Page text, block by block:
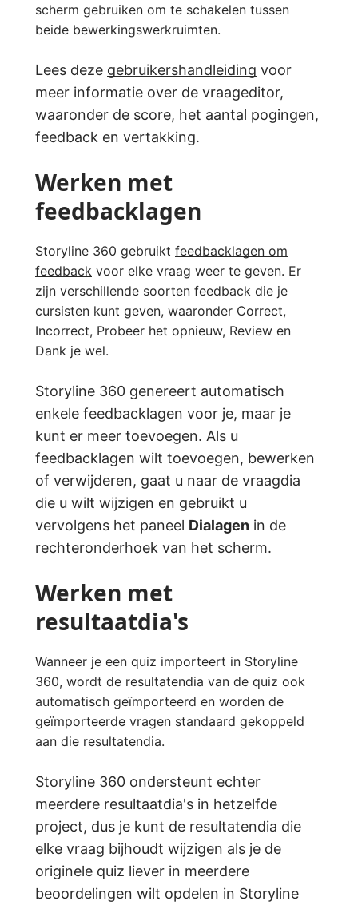
scherm gebruiken om te schakelen tussen
beide bewerkingswerkruimten.
Lees deze gebruikershandleiding voor
meer informatie over de vraageditor,
waaronder de score, het aantal pogingen,
feedback en vertakking.
Werken met
feedbacklagen
Storyline 360 gebruikt feedbacklagen om
feedback voor elke vraag weer te geven. Er
zijn verschillende soorten feedback die je
cursisten kunt geven, waaronder Correct,
Incorrect, Probeer het opnieuw, Review en
Dank je wel.
Storyline 360 genereert automatisch
enkele feedbacklagen voor je, maar je
kunt er meer toevoegen. Als u
feedbacklagen wilt toevoegen, bewerken
of verwijderen, gaat u naar de vraagdia
die u wilt wijzigen en gebruikt u
vervolgens het paneel Dialagen in de
rechteronderhoek van het scherm.
Werken met
resultaatdia's
Wanneer je een quiz importeert in Storyline
360, wordt de resultatendia van de quiz ook
automatisch geïmporteerd en worden de
geïmporteerde vragen standaard gekoppeld
aan die resultatendia.
Storyline 360 ondersteunt echter
meerdere resultaatdia's in hetzelfde
project, dus je kunt de resultatendia die
elke vraag bijhoudt wijzigen als je de
originele quiz liever in meerdere
beoordelingen wilt opdelen in Storyline